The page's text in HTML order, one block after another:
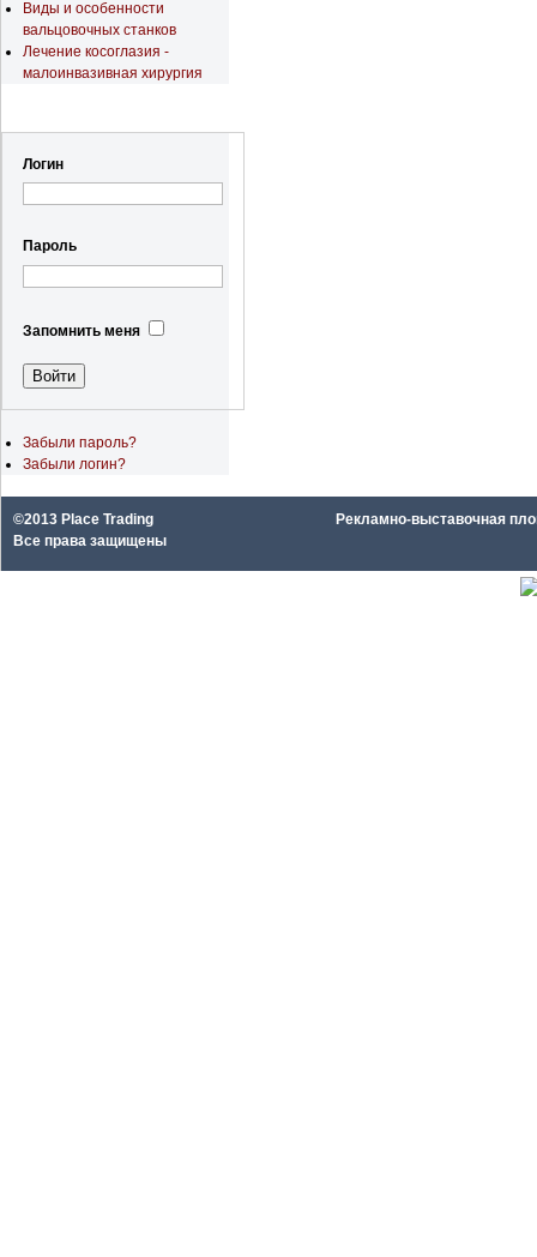
Виды и особенности
вальцовочных станков
Лечение косоглазия -
малоинвазивная хирургия
Логин
Пароль
Запомнить меня
Забыли пароль?
Забыли логин?
©2013 Place Trading
Все права защищены
Рекламно-выставочная